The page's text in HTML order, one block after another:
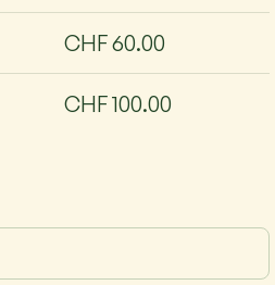
CHF 60.00
CHF 100.00